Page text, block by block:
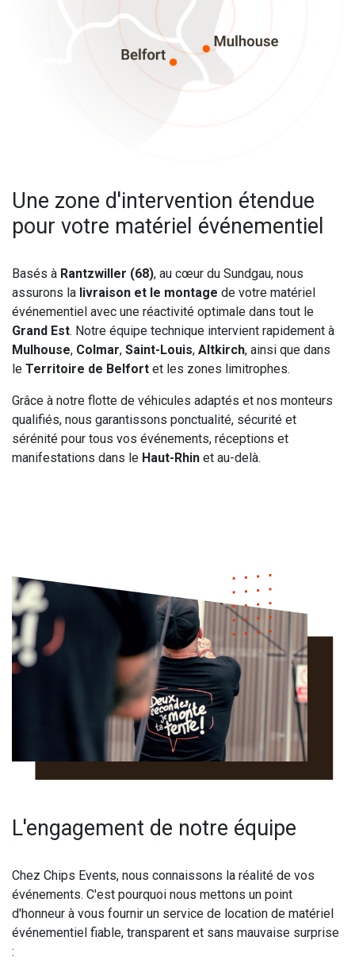
Une zone d'intervention étendue
pour votre matériel événementiel
Basés à Rantzwiller (68), au cœur du Sundgau, nous
assurons la livraison et le montage de votre matériel
événementiel avec une réactivité optimale dans tout le
Grand Est. Notre équipe technique intervient rapidement à
Mulhouse, Colmar, Saint-Louis, Altkirch, ainsi que dans
le Territoire de Belfort et les zones limitrophes.
Grâce à notre flotte de véhicules adaptés et nos monteurs
qualifiés, nous garantissons ponctualité, sécurité et
sérénité pour tous vos événements, réceptions et
manifestations dans le Haut-Rhin et au-delà.
L'engagement de notre équipe
Chez Chips Events, nous connaissons la réalité de vos
événements. C'est pourquoi nous mettons un point
d'honneur à vous fournir un service de location de matériel
événementiel fiable, transparent et sans mauvaise surprise
: